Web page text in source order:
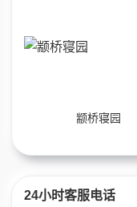
颛桥寝园
24小时客服电话